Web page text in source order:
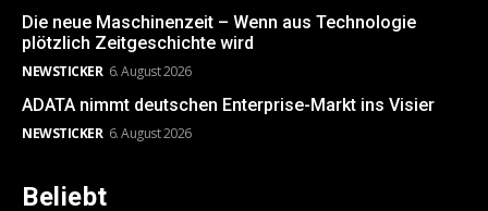
Die neue Maschinenzeit – Wenn aus Technologie
plötzlich Zeitgeschichte wird
NEWSTICKER 6. August 2026
ADATA nimmt deutschen Enterprise-Markt ins Visier
NEWSTICKER 6. August 2026
Beliebt